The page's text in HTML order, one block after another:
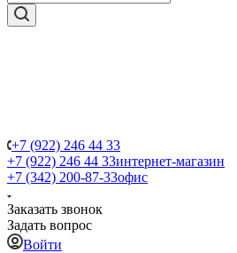
+7 (922) 246 44 33
+7 (922) 246 44 33интернет-магазин
+7 (342) 200-87-33офис
Заказать звонок
Задать вопрос
Войти